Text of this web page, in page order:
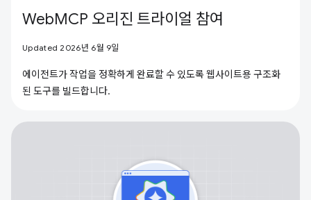
WebMCP 오리진 트라이얼 참여
Updated 2026년 6월 9일
에이전트가 작업을 정확하게 완료할 수 있도록 웹사이트용 구조화
된 도구를 빌드합니다.